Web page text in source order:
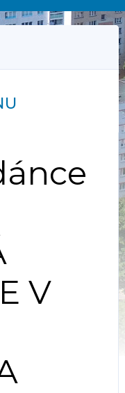
V